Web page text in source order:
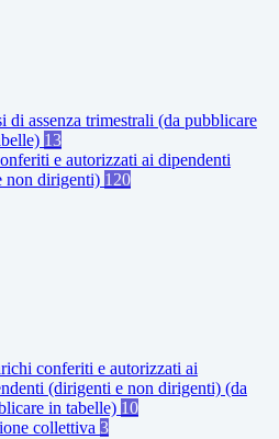
di assenza trimestrali (da pubblicare
13
e autorizzati ai dipendenti
non dirigenti) 120
conferiti e autorizzati ai
(dirigenti e non dirigenti) (da
in tabelle) 10
collettiva 3